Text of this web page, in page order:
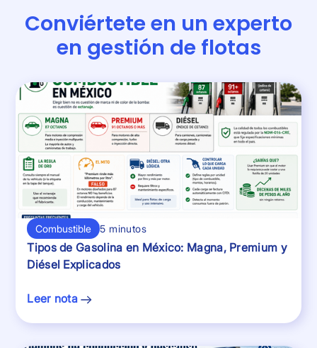
Conviértete en un experto
en gestión de flotas
Combustible 5 minutos
Tipos de Gasolina en México: Magna, Premium y
Diésel Explicados
Leer nota